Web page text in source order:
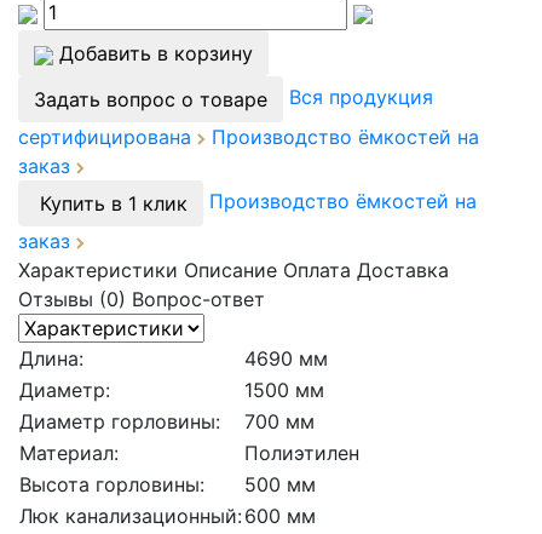
Добавить в корзину
Задать вопрос о товаре
Вся продукция
сертифицирована
Производство ёмкостей на
заказ
Купить в 1 клик
Производство ёмкостей на
заказ
Характеристики Описание Оплата Доставка
Отзывы (0) Вопрос-ответ
Длина:
4690 мм
Диаметр:
1500 мм
Диаметр горловины:
700 мм
Материал:
Полиэтилен
Высота горловины:
500 мм
Люк канализационный:600 мм